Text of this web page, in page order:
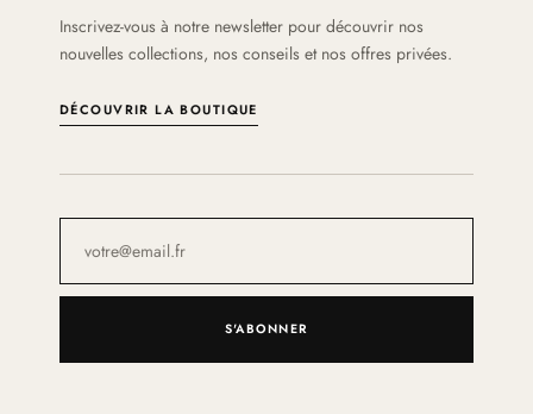
Inscrivez-vous à notre newsletter pour découvrir nos
nouvelles collections, nos conseils et nos offres privées.
DÉCOUVRIR LA BOUTIQUE
S'ABONNER